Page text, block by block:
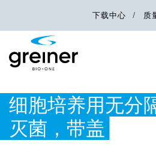
下载中心 质
细胞培养用无分
灭菌，带盖